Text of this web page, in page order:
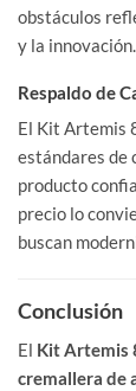
obstáculos
y la innovación.
Respaldo de
El Kit Artemis
estándares de
producto
precio lo
buscan
Conclusión
El Kit Artemis
cremallera de